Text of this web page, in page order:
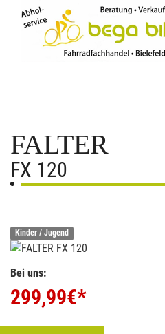
FALTER
FX 120
Kinder / Jugend
Bei uns:
299,99€*